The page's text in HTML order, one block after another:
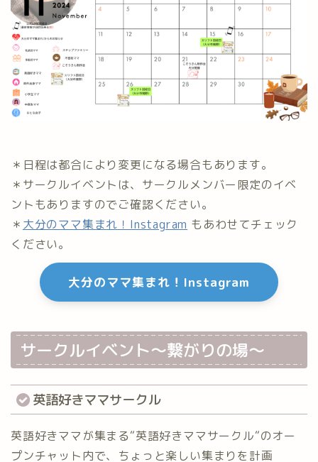
＊日程は都合により変更になる場合もあります。
＊サークルイベントは、サークルメンバー限定のイベ
ントもありますのでご確認ください。
＊ 大分のママ集まれ！Instagram もあわせてチェック
ください。
大分のママ集まれ！Instagram
サークルイベント〜繋がりの場〜
英語好きママサークル
英語好きママが集まる“英語好きママサークル“のオー
プンチャット内で、ちょっと楽しい集まりを計画